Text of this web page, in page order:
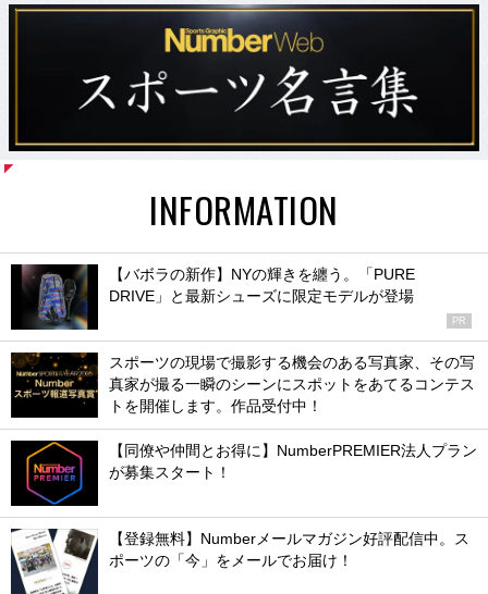
INFORMATION
【バボラの新作】NYの輝きを纏う。「PURE
DRIVE」と最新シューズに限定モデルが登場
PR
スポーツの現場で撮影する機会のある写真家、その写
真家が撮る一瞬のシーンにスポットをあてるコンテス
トを開催します。作品受付中！
【同僚や仲間とお得に】NumberPREMIER法人プラン
が募集スタート！
【登録無料】Numberメールマガジン好評配信中。ス
ポーツの「今」をメールでお届け！